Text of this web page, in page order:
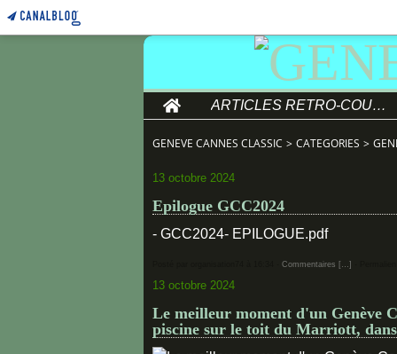
Home ARTICLES RETRO-COURSE
GENEVE CANNES CLASSIC > CATEGORIES >
13 octobre 2024
Epilogue GCC2024
- GCC2024- EPILOGUE.pdf
Commentaires [ …]
13 octobre 2024
Le meilleur moment d'un Genève
piscine sur le toit du Marriott,